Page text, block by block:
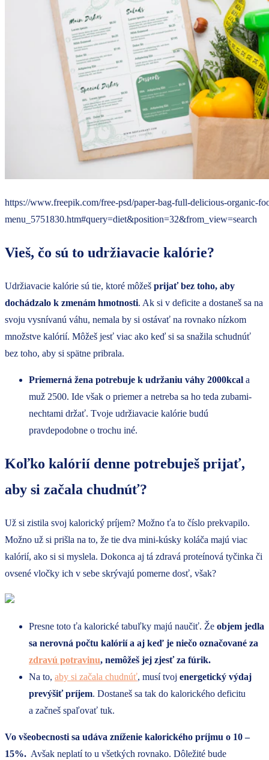
https://www.freepik.com/free-psd/paper-bag-full-delicious-organic-
menu_5751830.htm#query=diet&position=32&from_view=search
Vieš, čo sú to udržiavacie kalórie?
Udržiavacie kalórie sú tie, ktoré môžeš prijať bez toho, aby
dochádzalo k zmenám hmotnosti. Ak si v deficite a dostaneš sa na
svoju vysnívanú váhu, nemala by si ostávať na rovnako nízkom
množstve kalórií. Môžeš jesť viac ako keď si sa snažila schudnúť
bez toho, aby si spätne pribrala.
Priemerná žena potrebuje k udržaniu váhy 2000kcal a
muž 2500. Ide však o priemer a netreba sa ho teda zubami-
nechtami držať. Tvoje udržiavacie kalórie budú
pravdepodobne o trochu iné.
Koľko kalórií denne potrebuješ prijať,
aby si začala chudnúť?
Už si zistila svoj kalorický príjem? Možno ťa to číslo prekvapilo.
Možno už si prišla na to, že tie dva mini-kúsky koláča majú viac
kalórií, ako si si myslela. Dokonca aj tá zdravá proteínová tyčinka či
ovsené vločky ich v sebe skrývajú pomerne dosť, však?
Presne toto ťa kalorické tabuľky majú naučiť. Že objem jedla
sa nerovná počtu kalórií a aj keď je niečo označované za
zdravú potravinu, nemôžeš jej zjesť za fúrik.
Na to, aby si začala chudnúť, musí tvoj energetický výdaj
prevýšiť príjem. Dostaneš sa tak do kalorického deficitu
a začneš spaľovať tuk.
Vo všeobecnosti sa udáva zníženie kalorického príjmu o 10 –
15%. Avšak neplatí to u všetkých rovnako. Dôležité bude